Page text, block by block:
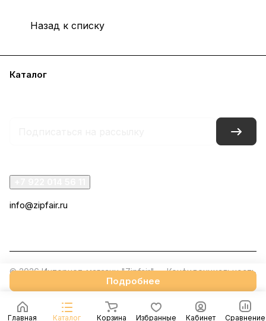
Подробнее
Назад к списку
Главная Каталог Корзина Избранные Кабинет Сравнение
Каталог
info@zipfair.ru
© 2026 Интернет-магазин "Zipfair" Конфиденциальность